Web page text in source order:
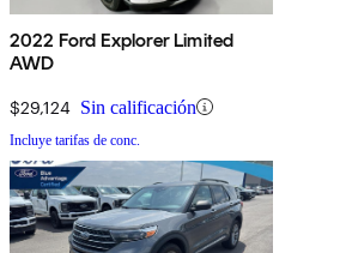
2022 Ford Explorer Limited
AWD
$29,124 Sin calificación
Incluye tarifas de conc.